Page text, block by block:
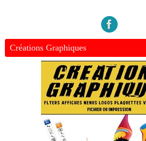
Créations Graphiques